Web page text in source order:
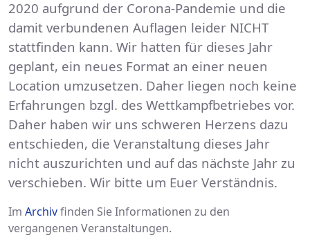
2020 aufgrund der Corona-Pandemie und die
damit verbundenen Auflagen leider NICHT
stattfinden kann. Wir hatten für dieses Jahr
geplant, ein neues Format an einer neuen
Location umzusetzen. Daher liegen noch keine
Erfahrungen bzgl. des Wettkampfbetriebes vor.
Daher haben wir uns schweren Herzens dazu
entschieden, die Veranstaltung dieses Jahr
nicht auszurichten und auf das nächste Jahr zu
verschieben. Wir bitte um Euer Verständnis.
Im Archivfinden Sie Informationen zu den
vergangenen Veranstaltungen.